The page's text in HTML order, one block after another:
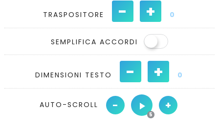
TRASPOSITORE - + 0
SEMPLIFICA ACCORDI
DIMENSIONI TESTO - + 0
AUTO-SCROLL - +